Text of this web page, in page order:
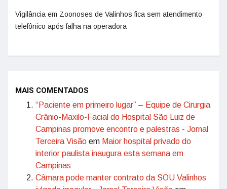
Vigilância em Zoonoses de Valinhos fica sem atendimento
telefônico após falha na operadora
MAIS COMENTADOS
“Paciente em primeiro lugar” – Equipe de Cirurgia
Crânio-Maxilo-Facial do Hospital São Luiz de
Campinas promove encontro e palestras - Jornal
Terceira Visão em Maior hospital privado do
interior paulista inaugura esta semana em
Campinas
Câmara pode manter contrato da SOU Valinhos